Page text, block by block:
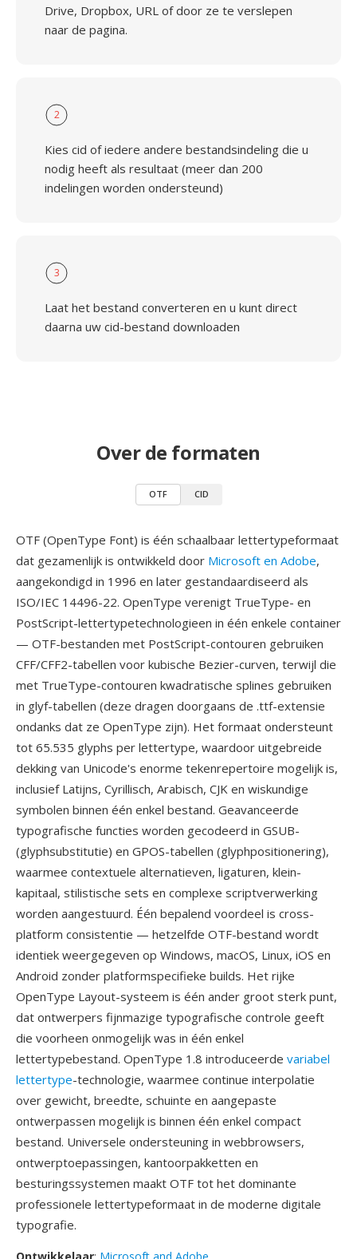
Drive, Dropbox, URL of door ze te verslepen
naar de pagina.
2
Kies cid of iedere andere bestandsindeling die u
nodig heeft als resultaat (meer dan 200
indelingen worden ondersteund)
3
Laat het bestand converteren en u kunt direct
daarna uw cid-bestand downloaden
Over de formaten
OTF CID
OTF (OpenType Font) is één schaalbaar lettertypeformaat
dat gezamenlijk is ontwikkeld door Microsoft en Adobe,
aangekondigd in 1996 en later gestandaardiseerd als
ISO/IEC 14496-22. OpenType verenigt TrueType- en
PostScript-lettertypetechnologieen in één enkele container
— OTF-bestanden met PostScript-contouren gebruiken
CFF/CFF2-tabellen voor kubische Bezier-curven, terwijl die
met TrueType-contouren kwadratische splines gebruiken
in glyf-tabellen (deze dragen doorgaans de .ttf-extensie
ondanks dat ze OpenType zijn). Het formaat ondersteunt
tot 65.535 glyphs per lettertype, waardoor uitgebreide
dekking van Unicode's enorme tekenrepertoire mogelijk is,
inclusief Latijns, Cyrillisch, Arabisch, CJK en wiskundige
symbolen binnen één enkel bestand. Geavanceerde
typografische functies worden gecodeerd in GSUB-
(glyphsubstitutie) en GPOS-tabellen (glyphpositionering),
waarmee contextuele alternatieven, ligaturen, klein-
kapitaal, stilistische sets en complexe scriptverwerking
worden aangestuurd. Één bepalend voordeel is cross-
platform consistentie — hetzelfde OTF-bestand wordt
identiek weergegeven op Windows, macOS, Linux, iOS en
Android zonder platformspecifieke builds. Het rijke
OpenType Layout-systeem is één ander groot sterk punt,
dat ontwerpers fijnmazige typografische controle geeft
die voorheen onmogelijk was in één enkel
lettertypebestand. OpenType 1.8 introduceerde variabel
lettertype-technologie, waarmee continue interpolatie
over gewicht, breedte, schuinte en aangepaste
ontwerpassen mogelijk is binnen één enkel compact
bestand. Universele ondersteuning in webbrowsers,
ontwerptoepassingen, kantoorpakketten en
besturingssystemen maakt OTF tot het dominante
professionele lettertypeformaat in de moderne digitale
typografie.